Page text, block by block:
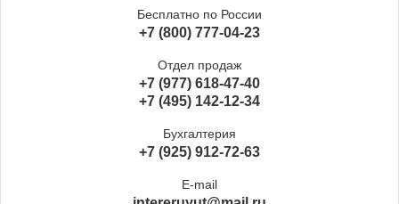
Бесплатно по России
+7 (800) 777-04-23
Отдел продаж
+7 (977) 618-47-40
+7 (495) 142-12-34
Бухгалтерия
+7 (925) 912-72-63
E-mail